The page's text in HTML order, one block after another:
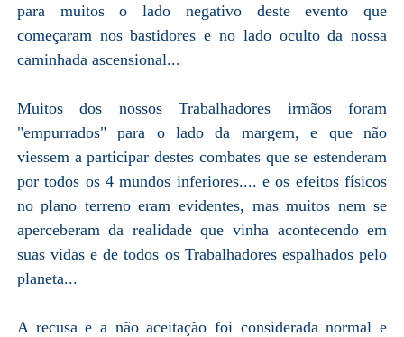
para muitos o lado negativo deste evento que
começaram nos bastidores e no lado oculto da nossa
caminhada ascensional...
Muitos dos nossos Trabalhadores irmãos foram
"empurrados" para o lado da margem, e que não
viessem a participar destes combates que se estenderam
por todos os 4 mundos inferiores.... e os efeitos físicos
no plano terreno eram evidentes, mas muitos nem se
aperceberam da realidade que vinha acontecendo em
suas vidas e de todos os Trabalhadores espalhados pelo
planeta...
A recusa e a não aceitação foi considerada normal e